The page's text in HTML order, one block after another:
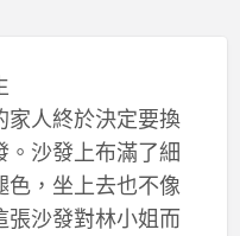
家人終於決定要換
。沙發上布滿了細
色，坐上去也不像
張沙發對林小姐而